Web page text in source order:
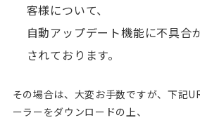
客様について、
自動アップデート機能に不具合
されております。
その場合は、大変お手数ですが、下記
ーラーをダウンロードの上、